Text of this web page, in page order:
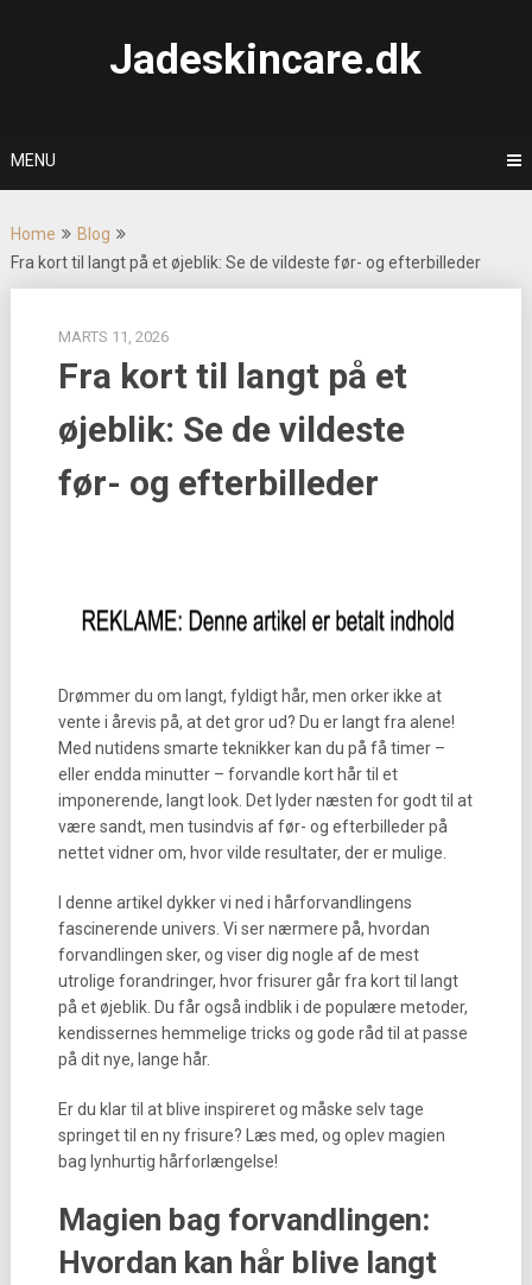
Jadeskincare.dk
MENU
Home
Blog
Fra kort til langt på et øjeblik: Se de vildeste før- og efterbilleder
MARTS 11, 2026
Fra kort til langt på et
øjeblik: Se de vildeste
før- og efterbilleder
Drømmer du om langt, fyldigt hår, men orker ikke at
vente i årevis på, at det gror ud? Du er langt fra alene!
Med nutidens smarte teknikker kan du på få timer –
eller endda minutter – forvandle kort hår til et
imponerende, langt look. Det lyder næsten for godt til at
være sandt, men tusindvis af før- og efterbilleder på
nettet vidner om, hvor vilde resultater, der er mulige.
I denne artikel dykker vi ned i hårforvandlingens
fascinerende univers. Vi ser nærmere på, hvordan
forvandlingen sker, og viser dig nogle af de mest
utrolige forandringer, hvor frisurer går fra kort til langt
på et øjeblik. Du får også indblik i de populære metoder,
kendissernes hemmelige tricks og gode råd til at passe
på dit nye, lange hår.
Er du klar til at blive inspireret og måske selv tage
springet til en ny frisure? Læs med, og oplev magien
bag lynhurtig hårforlængelse!
Magien bag forvandlingen:
Hvordan kan hår blive langt